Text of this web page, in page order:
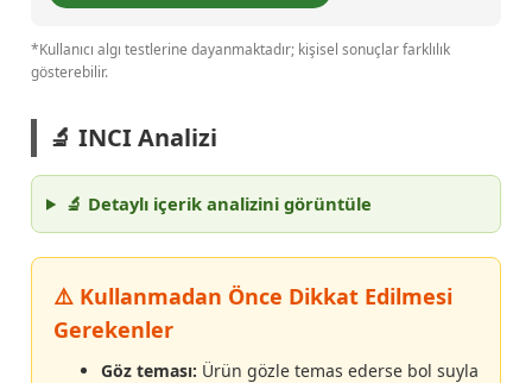
*Kullanıcı algı testlerine dayanmaktadır; kişisel sonuçlar farklılık
gösterebilir.
🔬 INCI Analizi
🔬 Detaylı içerik analizini görüntüle
⚠️ Kullanmadan Önce Dikkat Edilmesi
Gerekenler
Göz teması: Ürün gözle temas ederse bol suyla